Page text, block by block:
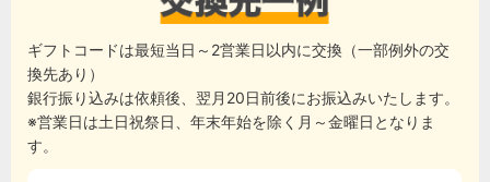
ギフトコードは最短当日～2営業日以内に交換（一部例外の交
換先あり）
銀行振り込みは依頼後、翌月20日前後にお振込みいたします。
※営業日は土日祝祭日、年末年始を除く月～金曜日となりま
す。